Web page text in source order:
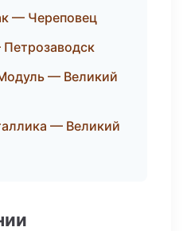
— Череповец
— Великий
— Великий